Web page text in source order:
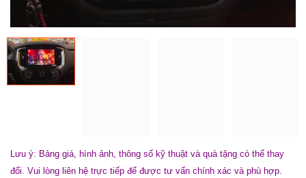
Lưu ý: Bảng giá, hình ảnh, thông số kỹ thuật và quà tặng có thể thay
đổi. Vui lòng liên hệ trực tiếp để được tư vấn chính xác và phù hợp.